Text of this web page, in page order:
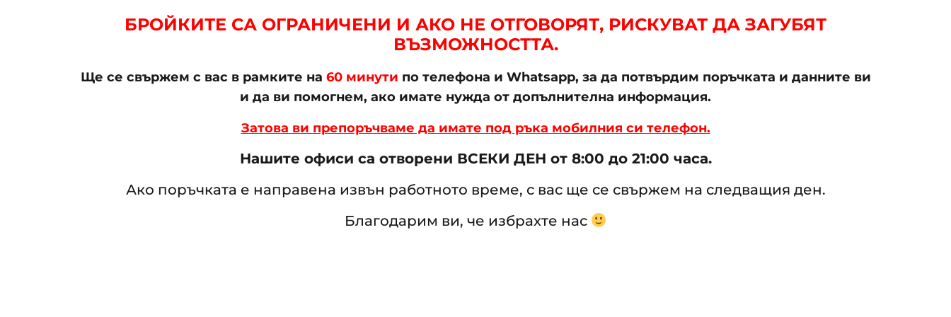
БРОЙКИТЕ СА ОГРАНИЧЕНИ И АКО НЕ ОТГОВОРЯТ, РИСКУВАТ ДА ЗАГУБЯТ
ВЪЗМОЖНОСТТА.
Ще се свържем с вас в рамките на 60 минути по телефона и Whatsapp, за да потвърдим поръчката и данните ви
и да ви помогнем, ако имате нужда от допълнителна информация.
Затова ви препоръчваме да имате под ръка мобилния си телефон.
Нашите офиси са отворени ВСЕКИ ДЕН от 8:00 до 21:00 часа.
Ако поръчката е направена извън работното време, с вас ще се свържем на следващия ден.
Благодарим ви, че избрахте нас